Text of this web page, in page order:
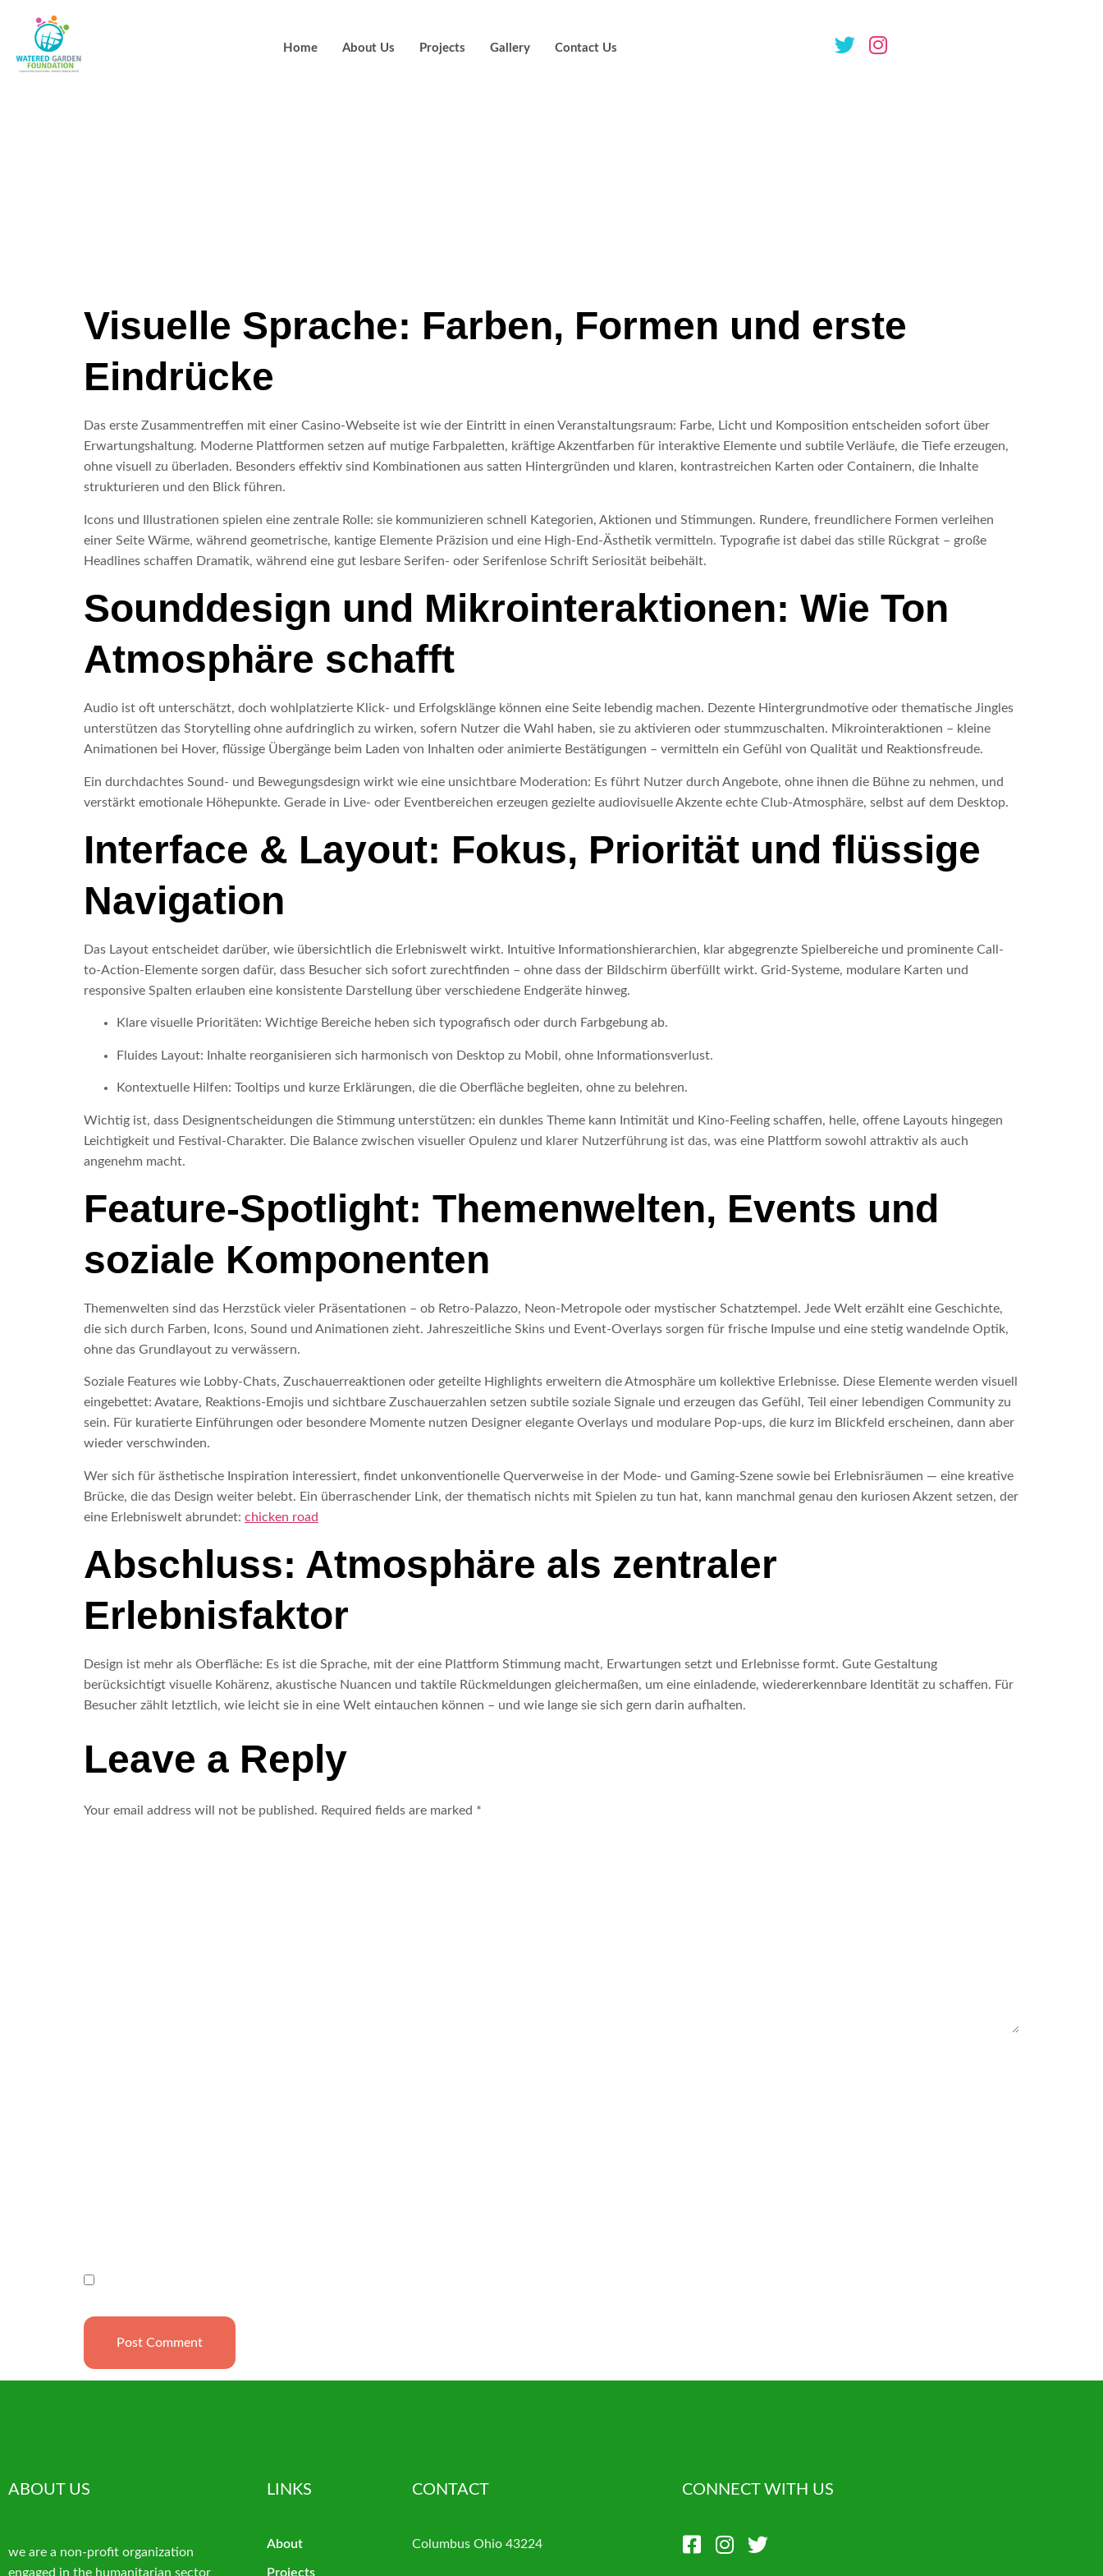
Home About Us Projects Gallery Contact Us
Visuelle Sprache: Farben, Formen und erste
Eindrücke
Das erste Zusammentreffen mit einer Casino-Webseite ist wie der Eintritt in einen Veranstaltungsraum: Farbe, Licht und Komposition entscheiden sofort über
Erwartungshaltung. Moderne Plattformen setzen auf mutige Farbpaletten, kräftige Akzentfarben für interaktive Elemente und subtile Verläufe, die Tiefe erzeugen,
ohne visuell zu überladen. Besonders effektiv sind Kombinationen aus satten Hintergründen und klaren, kontrastreichen Karten oder Containern, die Inhalte
strukturieren und den Blick führen.
Icons und Illustrationen spielen eine zentrale Rolle: sie kommunizieren schnell Kategorien, Aktionen und Stimmungen. Rundere, freundlichere Formen verleihen
einer Seite Wärme, während geometrische, kantige Elemente Präzision und eine High-End-Ästhetik vermitteln. Typografie ist dabei das stille Rückgrat – große
Headlines schaffen Dramatik, während eine gut lesbare Serifen- oder Serifenlose Schrift Seriosität beibehält.
Sounddesign und Mikrointeraktionen: Wie Ton
Atmosphäre schafft
Audio ist oft unterschätzt, doch wohlplatzierte Klick‑ und Erfolgsklänge können eine Seite lebendig machen. Dezente Hintergrundmotive oder thematische Jingles
unterstützen das Storytelling ohne aufdringlich zu wirken, sofern Nutzer die Wahl haben, sie zu aktivieren oder stummzuschalten. Mikrointeraktionen – kleine
Animationen bei Hover, flüssige Übergänge beim Laden von Inhalten oder animierte Bestätigungen – vermitteln ein Gefühl von Qualität und Reaktionsfreude.
Ein durchdachtes Sound- und Bewegungsdesign wirkt wie eine unsichtbare Moderation: Es führt Nutzer durch Angebote, ohne ihnen die Bühne zu nehmen, und
verstärkt emotionale Höhepunkte. Gerade in Live- oder Eventbereichen erzeugen gezielte audiovisuelle Akzente echte Club-Atmosphäre, selbst auf dem Desktop.
Interface & Layout: Fokus, Priorität und flüssige
Navigation
Das Layout entscheidet darüber, wie übersichtlich die Erlebniswelt wirkt. Intuitive Informationshierarchien, klar abgegrenzte Spielbereiche und prominente Call-
to-Action-Elemente sorgen dafür, dass Besucher sich sofort zurechtfinden – ohne dass der Bildschirm überfüllt wirkt. Grid-Systeme, modulare Karten und
responsive Spalten erlauben eine konsistente Darstellung über verschiedene Endgeräte hinweg.
Klare visuelle Prioritäten: Wichtige Bereiche heben sich typografisch oder durch Farbgebung ab.
Fluides Layout: Inhalte reorganisieren sich harmonisch von Desktop zu Mobil, ohne Informationsverlust.
Kontextuelle Hilfen: Tooltips und kurze Erklärungen, die die Oberfläche begleiten, ohne zu belehren.
Wichtig ist, dass Designentscheidungen die Stimmung unterstützen: ein dunkles Theme kann Intimität und Kino-Feeling schaffen, helle, offene Layouts hingegen
Leichtigkeit und Festival‑Charakter. Die Balance zwischen visueller Opulenz und klarer Nutzerführung ist das, was eine Plattform sowohl attraktiv als auch
angenehm macht.
Feature-Spotlight: Themenwelten, Events und
soziale Komponenten
Themenwelten sind das Herzstück vieler Präsentationen – ob Retro-Palazzo, Neon-Metropole oder mystischer Schatztempel. Jede Welt erzählt eine Geschichte,
die sich durch Farben, Icons, Sound und Animationen zieht. Jahreszeitliche Skins und Event-Overlays sorgen für frische Impulse und eine stetig wandelnde Optik,
ohne das Grundlayout zu verwässern.
Soziale Features wie Lobby-Chats, Zuschauerreaktionen oder geteilte Highlights erweitern die Atmosphäre um kollektive Erlebnisse. Diese Elemente werden visuell
eingebettet: Avatare, Reaktions-Emojis und sichtbare Zuschauerzahlen setzen subtile soziale Signale und erzeugen das Gefühl, Teil einer lebendigen Community zu
sein. Für kuratierte Einführungen oder besondere Momente nutzen Designer elegante Overlays und modulare Pop-ups, die kurz im Blickfeld erscheinen, dann aber
wieder verschwinden.
Wer sich für ästhetische Inspiration interessiert, findet unkonventionelle Querverweise in der Mode- und Gaming‑Szene sowie bei Erlebnisräumen — eine kreative
Brücke, die das Design weiter belebt. Ein überraschender Link, der thematisch nichts mit Spielen zu tun hat, kann manchmal genau den kuriosen Akzent setzen, der
eine Erlebniswelt abrundet: chicken road
Abschluss: Atmosphäre als zentraler
Erlebnisfaktor
Design ist mehr als Oberfläche: Es ist die Sprache, mit der eine Plattform Stimmung macht, Erwartungen setzt und Erlebnisse formt. Gute Gestaltung
berücksichtigt visuelle Kohärenz, akustische Nuancen und taktile Rückmeldungen gleichermaßen, um eine einladende, wiedererkennbare Identität zu schaffen. Für
Besucher zählt letztlich, wie leicht sie in eine Welt eintauchen können – und wie lange sie sich gern darin aufhalten.
Leave a Reply
Your email address will not be published. Required fields are marked *
ABOUT US
we are a non-profit organization
engaged in the humanitarian sector
LINKS
About
Projects
CONTACT
Columbus Ohio 43224
CONNECT WITH US